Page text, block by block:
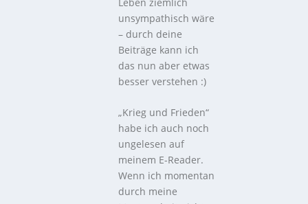
unsympathisch wäre
– durch deine
Beiträge kann ich
das nun aber etwas
besser verstehen :)
„Krieg und Frieden“
habe ich auch noch
ungelesen auf
meinem E-Reader.
Wenn ich momentan
durch meine